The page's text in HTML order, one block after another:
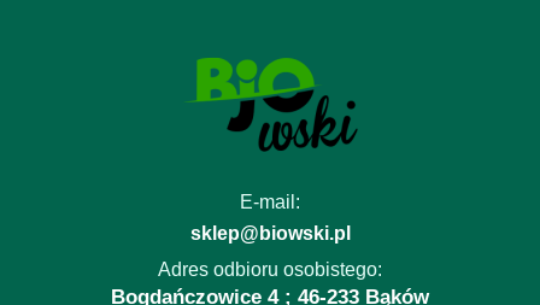
E-mail:
sklep@biowski.pl
Adres odbioru osobistego:
Bogdańczowice 4 ; 46-233 Bąków